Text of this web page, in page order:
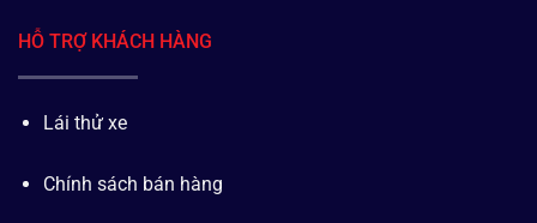
HỖ TRỢ KHÁCH HÀNG
Lái thử xe
Chính sách bán hàng